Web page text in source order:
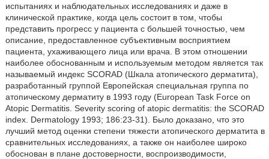
испытаниях и наблюдательных исследованиях и даже в
клинической практике, когда цель состоит в том, чтобы
представить прогресс у пациента с большей точностью, чем
описание, предоставленное субъективным восприятием
пациента, ухаживающего лица или врача. В этом отношении
наиболее обоснованным и используемым методом является так
называемый индекс SCORAD (Шкала атопического дерматита),
разработанный группой Европейская специальная группа по
атопическому дерматиту в 1993 году (European Task Force on
Atopic Dermatitis. Severity scoring of atopic dermatitis: the SCORAD
index. Dermatology 1993; 186:23-31). Было доказано, что это
лучший метод оценки степени тяжести атопического дерматита в
сравнительных исследованиях, а также он наиболее широко
обоснован в плане достоверности, воспроизводимости,